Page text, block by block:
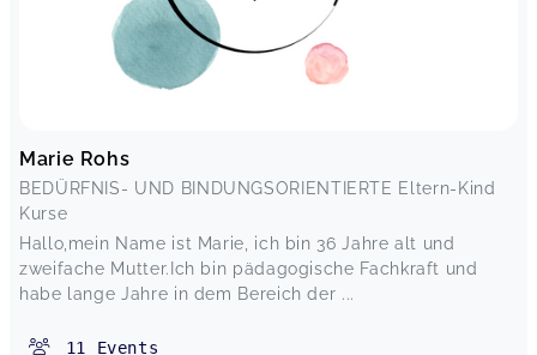
Marie Rohs
BEDÜRFNIS- UND BINDUNGSORIENTIERTE Eltern-Kind
Kurse
Hallo,mein Name ist Marie, ich bin 36 Jahre alt und
zweifache Mutter.Ich bin pädagogische Fachkraft und
habe lange Jahre in dem Bereich der ...
11 Events